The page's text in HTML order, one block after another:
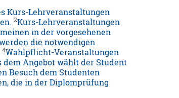
Kurs-Lehrveranstaltungen
2Kurs-Lehrveranstaltungen
in der vorgesehenen
die notwendigen
4Wahlpflicht-Veranstaltungen
dem Angebot wählt der Student
Besuch dem Studenten
die in der Diplomprüfung